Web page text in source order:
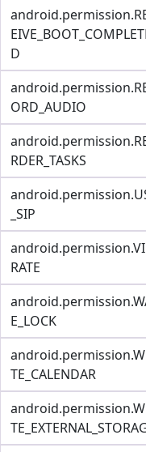
D
ORD_AUDIO
RDER_TASKS
_SIP
RATE
E_LOCK
TE_CALENDAR